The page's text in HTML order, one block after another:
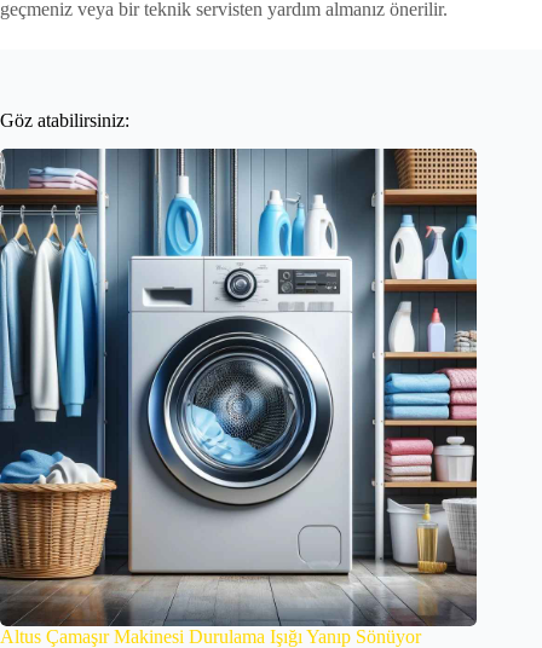
geçmeniz veya bir teknik servisten yardım almanız önerilir.
Göz atabilirsiniz:
Altus Çamaşır Makinesi Durulama Işığı Yanıp Sönüyor